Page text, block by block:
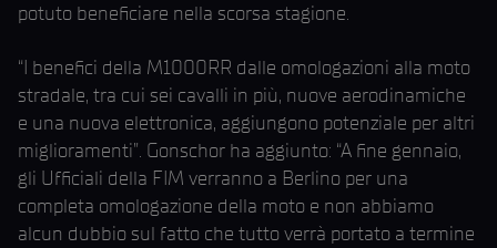
potuto beneficiare nella scorsa stagione.
“I benefici della M1000RR dalle omologazioni alla moto
stradale, tra cui sei cavalli in più, nuove aerodinamiche
e una nuova elettronica, aggiungono potenziale per altri
miglioramenti”. Gonschor ha aggiunto: “A fine gennaio,
gli Ufficiali della FIM verranno a Berlino per una
completa omologazione della moto e non abbiamo
alcun dubbio sul fatto che tutto verrà portato a termine